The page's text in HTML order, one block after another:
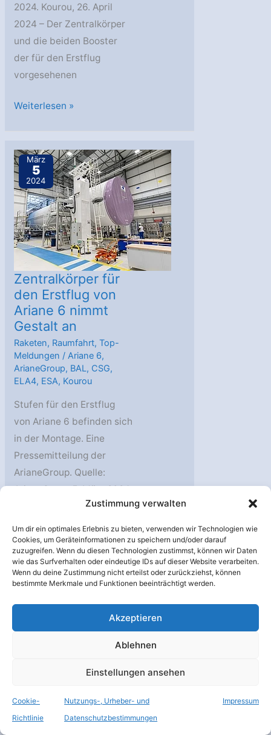
Zustimmung verwalten
Um dir ein optimales Erlebnis zu bieten, verwenden wir Technologien wie
Cookies, um Geräteinformationen zu speichern und/oder darauf
zuzugreifen. Wenn du diesen Technologien zustimmst, können wir Daten
wie das Surfverhalten oder eindeutige IDs auf dieser Website verarbeiten.
Wenn du deine Zustimmung nicht erteilst oder zurückziehst, können
bestimmte Merkmale und Funktionen beeinträchtigt werden.
Akzeptieren
Ablehnen
Einstellungen ansehen
Cookie-
Richtlinie
Nutzungs-, Urheber- und
Datenschutzbestimmungen
Impressum
2024. Kourou, 26. April
2024 – Der Zentralkörper
und die beiden Booster
der für den Erstflug
vorgesehenen
Die
den
Erstflug
der
Ariane
6
am
Startplatz
hat
begonnen
Weiterlesen »
März
5
2024
Zentralkörper für
den Erstflug von
Ariane 6 nimmt
Gestalt an
Raketen, Raumfahrt,Top-
Meldungen /Ariane 6,
ArianeGroup, BAL, CSG,
ELA4, ESA, Kourou
Stufen für den Erstflug
von Ariane 6 befinden sich
in der Montage. Eine
Pressemitteilung der
ArianeGroup. Quelle:
ArianeGroup 5. März 2024.
5. März 2024 – Die Haupt-
und die Oberstufe für den
Erstflug von Ariane 6
befinden sich zurzeit in
der Endmontage für den
Assembly Building (BAL)
den
Erstflug